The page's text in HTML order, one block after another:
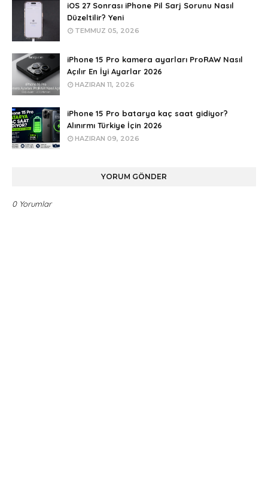
iOS 27 Sonrası iPhone Pil Sarj Sorunu Nasıl
Düzeltilir? Yeni
TEMMUZ 05, 2026
iPhone 15 Pro kamera ayarları ProRAW Nasıl
Açılır En İyi Ayarlar 2026
HAZIRAN 11, 2026
iPhone 15 Pro batarya kaç saat gidiyor?
Alınırmı Türkiye İçin 2026
HAZIRAN 09, 2026
YORUM GÖNDER
0 Yorumlar